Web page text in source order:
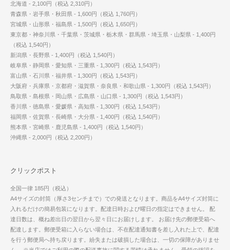
北海道 - 2,100円（税込 2,310円）
青森県・岩手県・秋田県 - 1,600円（税込 1,760円）
宮城県・山形県・福島県 - 1,500円（税込 1,650円）
東京都・神奈川県・千葉県・茨城県・栃木県・群馬県・埼玉県・山梨県 - 1,400円
（税込 1,540円）
新潟県・長野県 - 1,400円（税込 1,540円）
岐阜県・静岡県・愛知県・三重県 - 1,300円（税込 1,543円）
富山県・石川県・福井県 - 1,300円（税込 1,543円）
大阪府・兵庫県・京都府・滋賀県・奈良県・和歌山県 - 1,300円（税込 1,543円）
鳥取県・島根県・岡山県・広島県・山口県 - 1,300円（税込 1,543円）
香川県・徳島県・愛媛県・高知県 - 1,300円（税込 1,543円）
福岡県・佐賀県・長崎県・大分県 - 1,400円（税込 1,540円）
熊本県・宮崎県・鹿児島県 - 1,400円（税込 1,540円）
沖縄県 - 2,000円（税込 2,200円）
クリックポスト
全国一律 185円（税込）
A4サイズの封筒（厚さ3センチまで）での発送となります。商品をA4サイズ封筒に
入れるだけの簡易包装になります。配達日時および曜日の指定はできません。 配
達日数は、概ね差出日の翌日から翌々日にお届けします。 お届け先の郵便受箱へ
配達します。郵便受箱に入らない場合は、不在配達通知書を差し入れた上で、配達
を行う郵便局へ持ち戻ります。紛失または破損した場合は、一切の保障がありませ